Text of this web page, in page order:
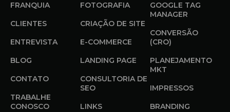
FRANQUIA
CLIENTES
ENTREVISTA
BLOG
CONTATO
TRABALHE
CONOSCO
FOTOGRAFIA
CRIAÇÃO DE SITE
E-COMMERCE
LANDING PAGE
CONSULTORIA DE
SEO
LINKS
GOOGLE TAG
MANAGER
CONVERSÃO
(CRO)
PLANEJAMENTO
MKT
IMPRESSOS
BRANDING